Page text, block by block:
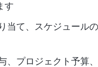
す
当て、スケジュール
、プロジェクト予算